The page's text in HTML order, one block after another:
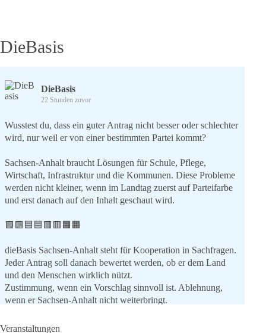
DieBasis
DieBasis
22 Stunden zuvor
Wusstest du, dass ein guter Antrag nicht besser oder schlechter
wird, nur weil er von einer bestimmten Partei kommt?
Sachsen-Anhalt braucht Lösungen für Schule, Pflege,
Wirtschaft, Infrastruktur und die Kommunen. Diese Probleme
werden nicht kleiner, wenn im Landtag zuerst auf Parteifarbe
und erst danach auf den Inhalt geschaut wird.
🟩🟩🟦🟦🟥🟥🟧🟧
dieBasis Sachsen-Anhalt steht für Kooperation in Sachfragen.
Jeder Antrag soll danach bewertet werden, ob er dem Land
und den Menschen wirklich nützt.
Zustimmung, wenn ein Vorschlag sinnvoll ist. Ablehnung,
wenn er Sachsen-Anhalt nicht weiterbringt.
💬 Was ist dir wichtiger: der Absender eines Antrags oder das
Veranstaltungen